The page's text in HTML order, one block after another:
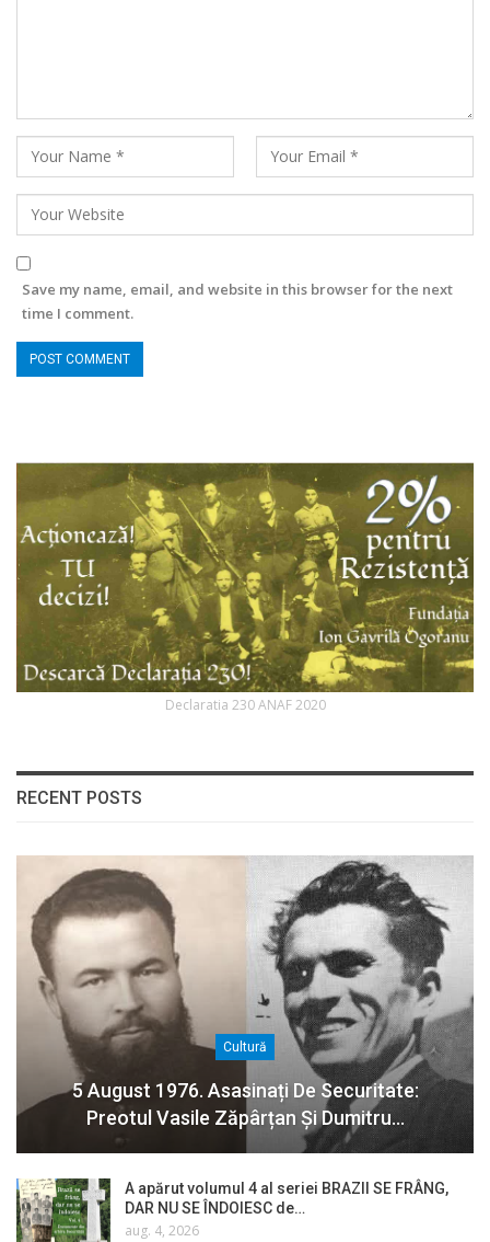
Save my name, email, and website in this browser for the next
time I comment.
Declaratia 230 ANAF 2020
RECENT POSTS
Cultură
5 August 1976. Asasinați De Securitate:
Preotul Vasile Zăpârțan Și Dumitru…
A apărut volumul 4 al seriei BRAZII SE FRÂNG,
DAR NU SE ÎNDOIESC de…
aug. 4, 2026